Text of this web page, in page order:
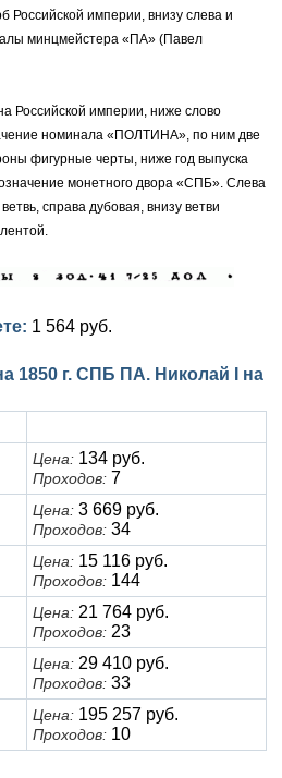
Российской империи, внизу слева и
минцмейстера «ПА» (Павел
Российской империи, ниже слово
номинала «ПОЛТИНА», по ним две
фигурные черты, ниже год выпуска
монетного двора «СПБ». Слева
справа дубовая, внизу ветви
1 564 руб.
1850 г. СПБ ПА. Николай I на
Цена: 134 руб.
Проходов: 7
Цена: 3 669 руб.
Проходов: 34
Цена: 15 116 руб.
Проходов: 144
Цена: 21 764 руб.
Проходов: 23
Цена: 29 410 руб.
Проходов: 33
Цена: 195 257 руб.
Проходов: 10